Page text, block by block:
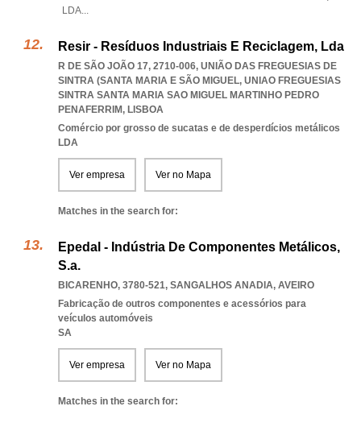
LDA...
Resir - Resíduos Industriais E Reciclagem, Lda
R DE SÃO JOÃO 17, 2710-006, UNIÃO DAS FREGUESIAS DE
SINTRA (SANTA MARIA E SÃO MIGUEL, UNIAO FREGUESIAS
SINTRA SANTA MARIA SAO MIGUEL MARTINHO PEDRO
PENAFERRIM, LISBOA
Comércio por grosso de sucatas e de desperdícios metálicos
LDA
Ver empresa Ver no Mapa
Matches in the search for:
Epedal - Indústria De Componentes Metálicos,
S.a.
BICARENHO, 3780-521, SANGALHOS ANADIA, AVEIRO
Fabricação de outros componentes e acessórios para
veículos automóveis
SA
Ver empresa Ver no Mapa
Matches in the search for: